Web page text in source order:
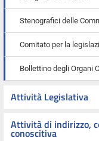
Stenografici delle
Comitato per la
Bollettino degli Organi
Attività Legislativa
Attività di indirizzo,
conoscitiva